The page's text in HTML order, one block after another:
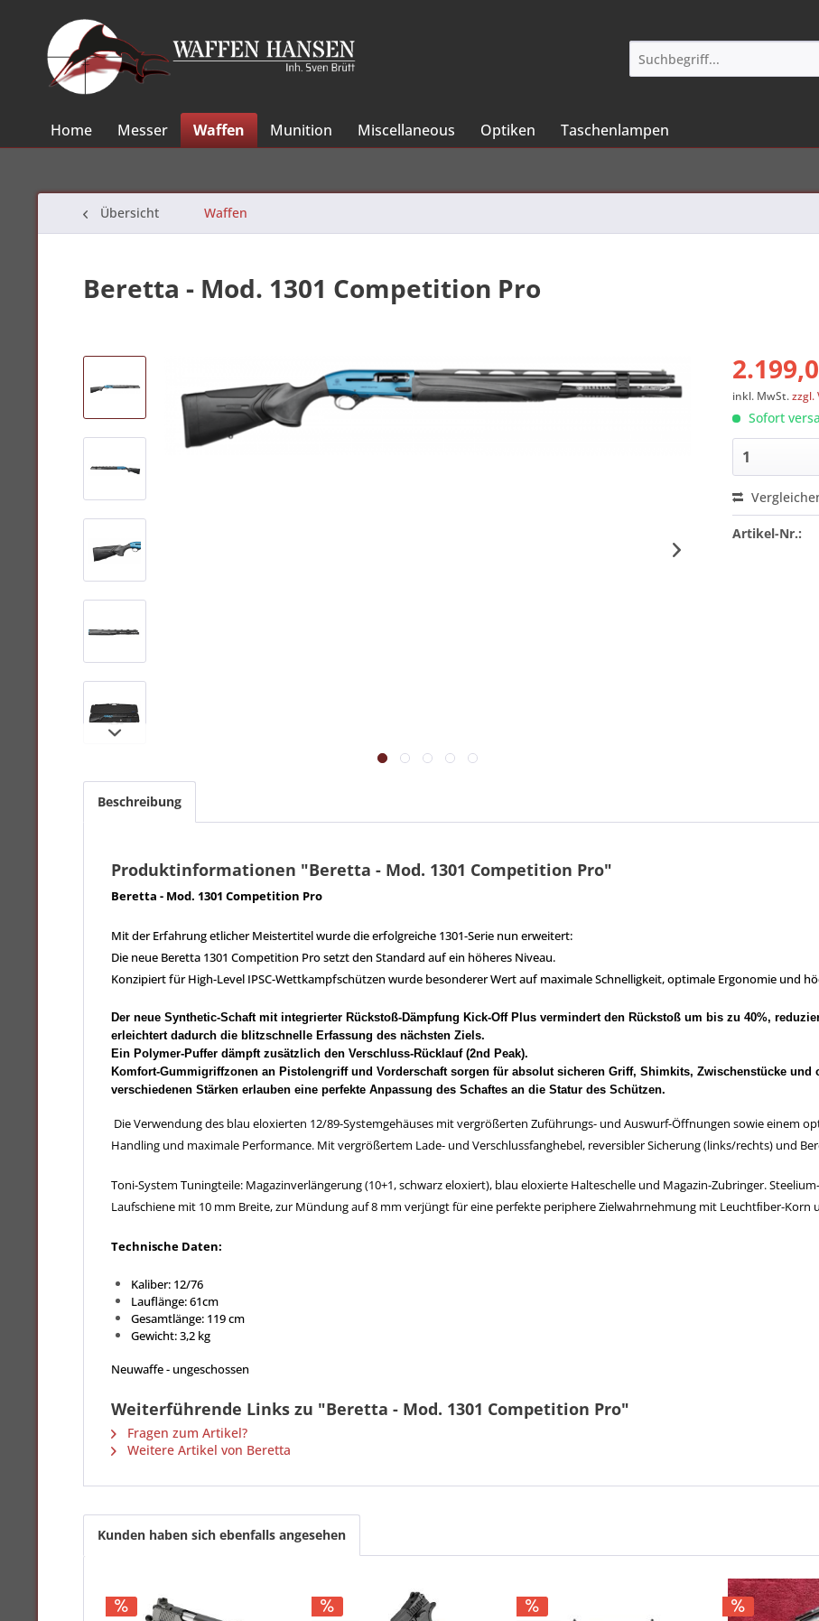
Home Messer Waffen Munition Miscellaneous Optiken Taschenlampen
Übersicht Waffen
Beretta - Mod. 1301 Competition Pro
inkl. MwSt.zzgl.
Sofort
Artikel-Nr.:
Beschreibung
Produktinformationen "Beretta - Mod. 1301 Competition Pro"
Beretta - Mod. 1301 Competition Pro
Mit der Erfahrung etlicher Meistertitel wurde die erfolgreiche 1301-Serie nun erweitert:
Die neue Beretta 1301 Competition Pro setzt den Standard auf ein höheres Niveau.
Konzipiert für High-Level IPSC-Wettkampfschützen wurde besonderer Wert auf maximale Schnelligkeit, optimale Ergonomie und
Der neue Synthetic-Schaft mit integrierter Rückstoß-Dämpfung Kick-Off Plus vermindert den Rückstoß um bis zu 40%,
erleichtert dadurch die blitzschnelle Erfassung des nächsten Ziels.
Ein Polymer-Puffer dämpft zusätzlich den Verschluss-Rücklauf (2nd Peak).
Komfort-Gummigriffzonen an Pistolengriff und Vorderschaft sorgen für absolut sicheren Griff, Shimkits, Zwischenstücke
verschiedenen Stärken erlauben eine perfekte Anpassung des Schaftes an die Statur des Schützen.
Die Verwendung des blau eloxierten 12/89-Systemgehäuses mit vergrößerten Zuführungs- und Auswurf-Öffnungen sowie einem
Handling und maximale Performance. Mit vergrößertem Lade- und Verschlussfanghebel, reversibler Sicherung (links/rechts) und
Toni-System Tuningteile: Magazinverlängerung (10+1, schwarz eloxiert), blau eloxierte Halteschelle und Magazin-Zubringer.
Laufschiene mit 10 mm Breite, zur Mündung auf 8 mm verjüngt für eine perfekte periphere Zielwahrnehmung mit Leuchtﬁber-
Technische Daten:
Kaliber: 12/76
Lauflänge: 61cm
Gesamtlänge: 119 cm
Gewicht: 3,2 kg
Neuwaffe - ungeschossen
Weiterführende Links zu "Beretta - Mod. 1301 Competition Pro"
Fragen zum Artikel?
Weitere Artikel von Beretta
Kunden haben sich ebenfalls angesehen